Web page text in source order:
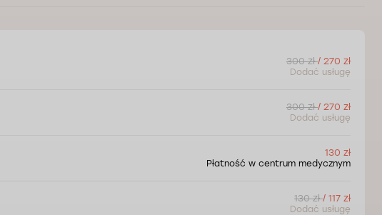
300 zł/ 270 zł
Dodać usługę
300 zł/ 270 zł
Dodać usługę
130 zł
Płatność w centrum medycznym
130 zł/ 117 zł
Dodać usługę